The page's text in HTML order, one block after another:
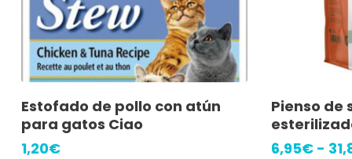
Añadir Al Carrito
Estofado de pollo con atún
para gatos Ciao
1,20€
producto
tiene
Pienso de
6,95€ -